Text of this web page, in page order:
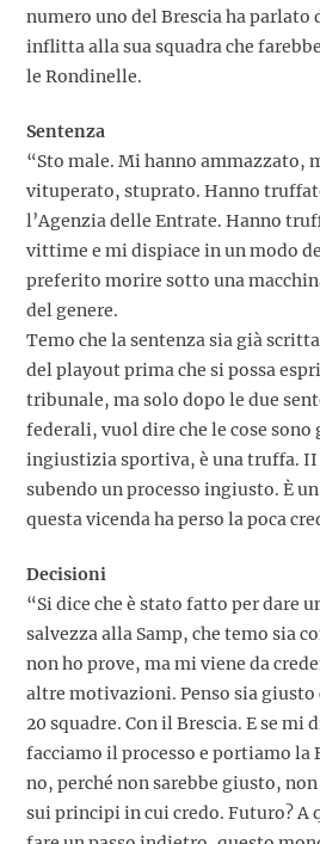
numero uno del Brescia ha parlato
inflitta alla sua squadra che
le Rondinelle.
Sentenza
“Sto male. Mi hanno ammazzato,
vituperato, stuprato. Hanno
l’Agenzia delle Entrate. Hanno
vittime e mi dispiace in un modo
preferito morire sotto una
del genere.
Temo che la sentenza sia già
del playout prima che si possa
tribunale, ma solo dopo le due
federali, vuol dire che le cose sono
ingiustizia sportiva, è una truffa. II
subendo un processo ingiusto. È
questa vicenda ha perso la poca
Decisioni
“Si dice che è stato fatto per dare
salvezza alla Samp, che temo sia
non ho prove, ma mi viene da
altre motivazioni. Penso sia giusto
20 squadre. Con il Brescia. E se mi
facciamo il processo e portiamo la
no, perché non sarebbe giusto,
sui principi in cui credo. Futuro? A